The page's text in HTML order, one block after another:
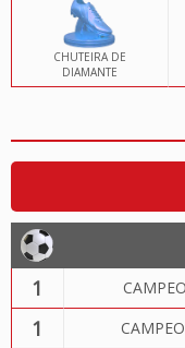
CHUTEIRA DE
DIAMANTE
1
1